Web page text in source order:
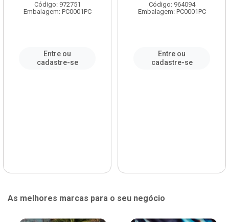
Código: 972751
Embalagem: PC0001PC
Entre ou
cadastre-se
Código: 964094
Embalagem: PC0001PC
Entre ou
cadastre-se
As melhores marcas para o seu negócio